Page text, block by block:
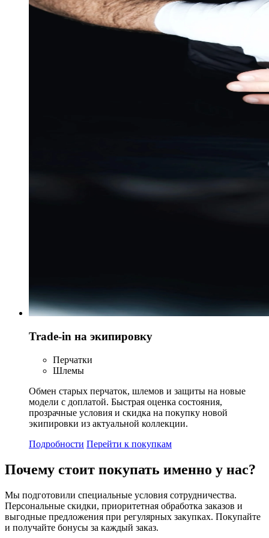
Trade-in на экипировку
Перчатки
Шлемы
Обмен старых перчаток, шлемов и защиты на новые
модели с доплатой. Быстрая оценка состояния,
прозрачные условия и скидка на покупку новой
экипировки из актуальной коллекции.
Подробности Перейти к покупкам
Почему стоит покупать именно у нас?
Мы подготовили специальные условия сотрудничества.
Персональные скидки, приоритетная обработка заказов и
выгодные предложения при регулярных закупках. Покупайте
и получайте бонусы за каждый заказ.